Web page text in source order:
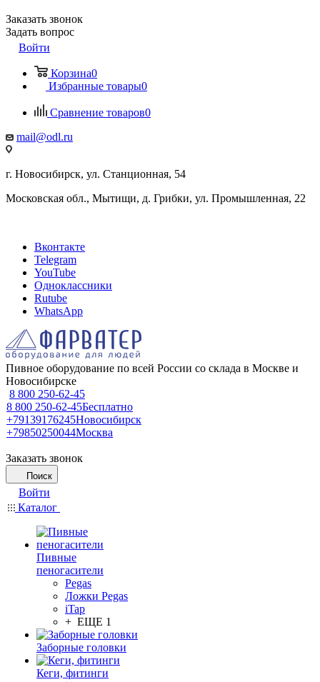
Заказать звонок
Задать вопрос
Войти
Корзина0
Избранные товары0
Сравнение товаров0
mail@odl.ru
г. Новосибирск, ул. Станционная, 54
Московская обл., Мытищи, д. Грибки, ул. Промышленная, 22
Вконтакте
Telegram
YouTube
Одноклассники
Rutube
WhatsApp
Пивное оборудование по всей России со склада в Москве и
Новосибирске
8 800 250-62-45
8 800 250-62-45Бесплатно
+79139176245Новосибирск
+79850250044Москва
Заказать звонок
Поиск
Войти
Каталог
Пивные
пеногасители
Pegas
Ложки Pegas
iTap
+ ЕЩЕ 1
Заборные головки
Кеги, фитинги